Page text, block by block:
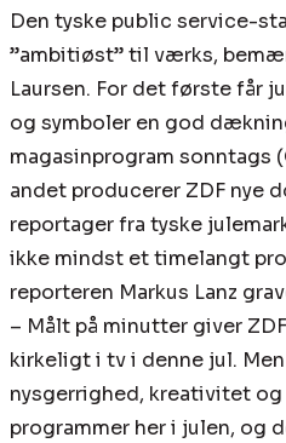
Den tyske public service-
”ambitiøst” til værks,
Laursen. For det første får
og symboler en god
magasinprogram sonntags
andet producerer ZDF nye
reportager fra tyske
ikke mindst et timelangt
reporteren Markus Lanz
– Målt på minutter giver
kirkeligt i tv i denne jul.
nysgerrighed, kreativitet og
programmer her i julen, og